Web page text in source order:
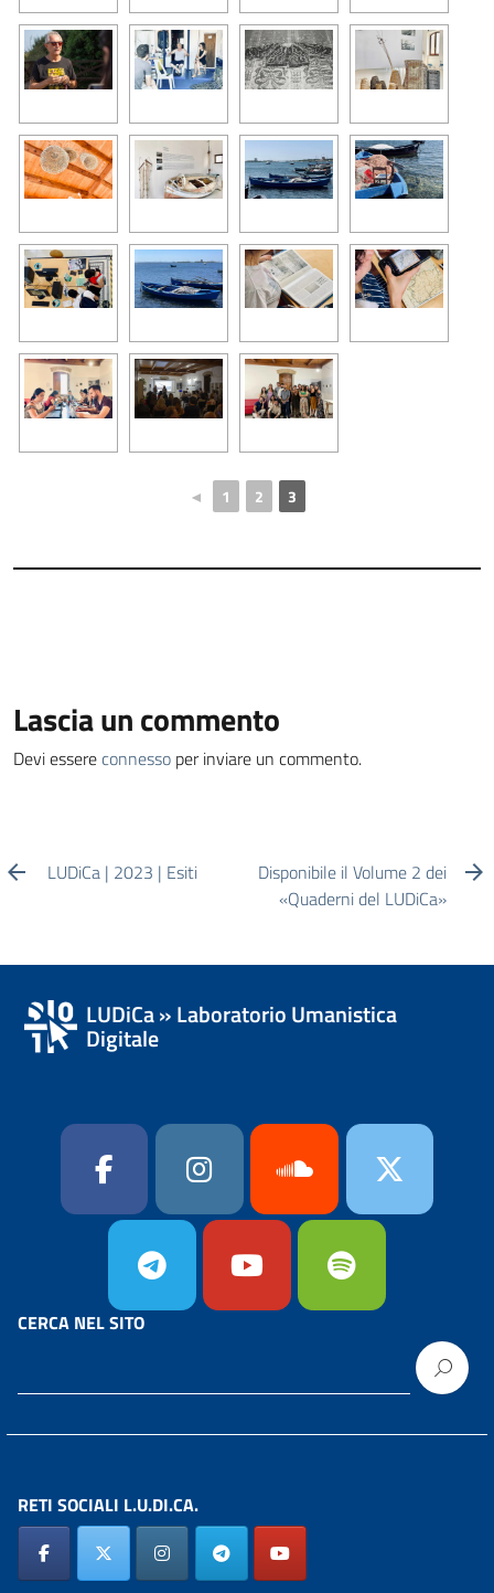
◄ 1 2 3
Lascia un commento
Devi essere connesso per inviare un commento.
LUDiCa | 2023 | Esiti
Disponibile il Volume 2 dei
«Quaderni del LUDiCa»
LUDiCa » Laboratorio Umanistica
Digitale
CERCA NEL SITO
RETI SOCIALI L.U.DI.CA.